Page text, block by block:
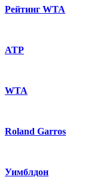
Рейтинг WTA
ATP
WTA
Roland Garros
Уимблдон